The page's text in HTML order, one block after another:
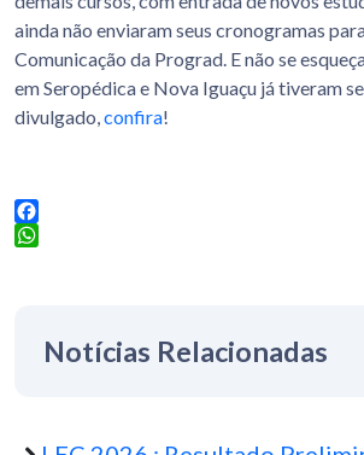
ainda não enviaram seus cronogramas
Comunicação da Prograd. E não se
em Seropédica e Nova Iguaçu já tiveram
divulgado, confira!
Facebook
Notícias Relacionadas